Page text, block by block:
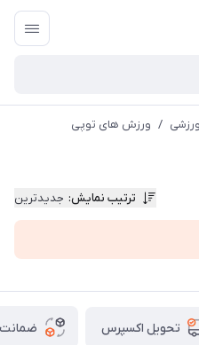
/ ورزش های توپی
ترتیب نمایش: جدیدترین
تحویل اکسپرس ضمانت